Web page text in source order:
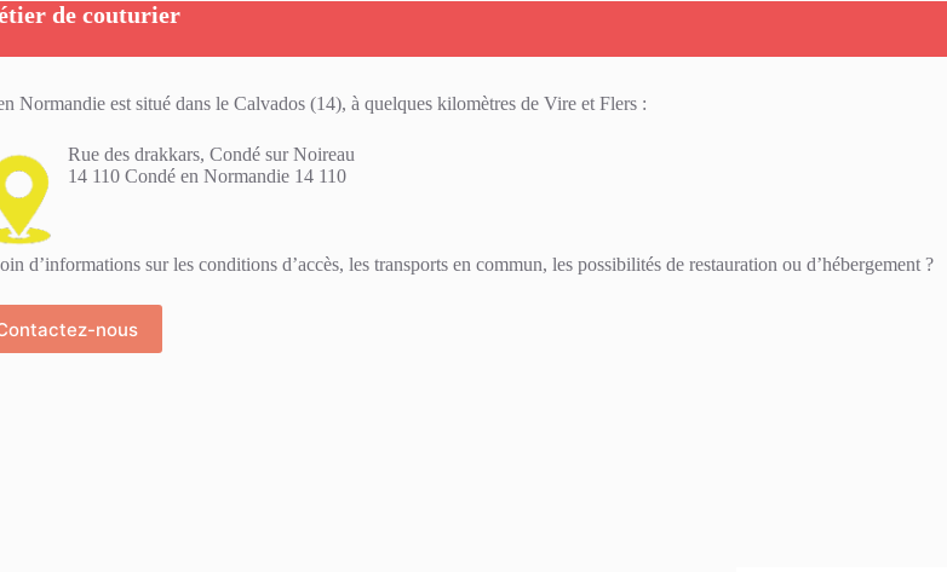
de couturier
Normandie est situé dans le Calvados (14), à quelques kilomètres de Vire et Flers :
Rue des drakkars, Condé sur Noireau
14 110 Condé en Normandie 14 110
d’informations sur les conditions d’accès, les transports en commun, les possibilités de restauration ou d’hébergement ?
nous